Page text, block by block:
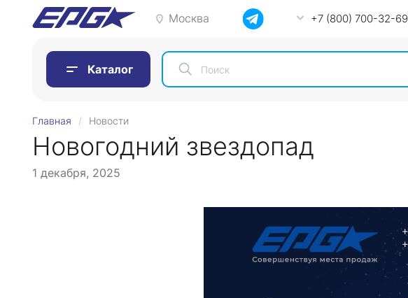
Москва +7 (800) 700-32-69
Каталог
Главная Новости
Новогодний звездопад
1 декабря, 2025